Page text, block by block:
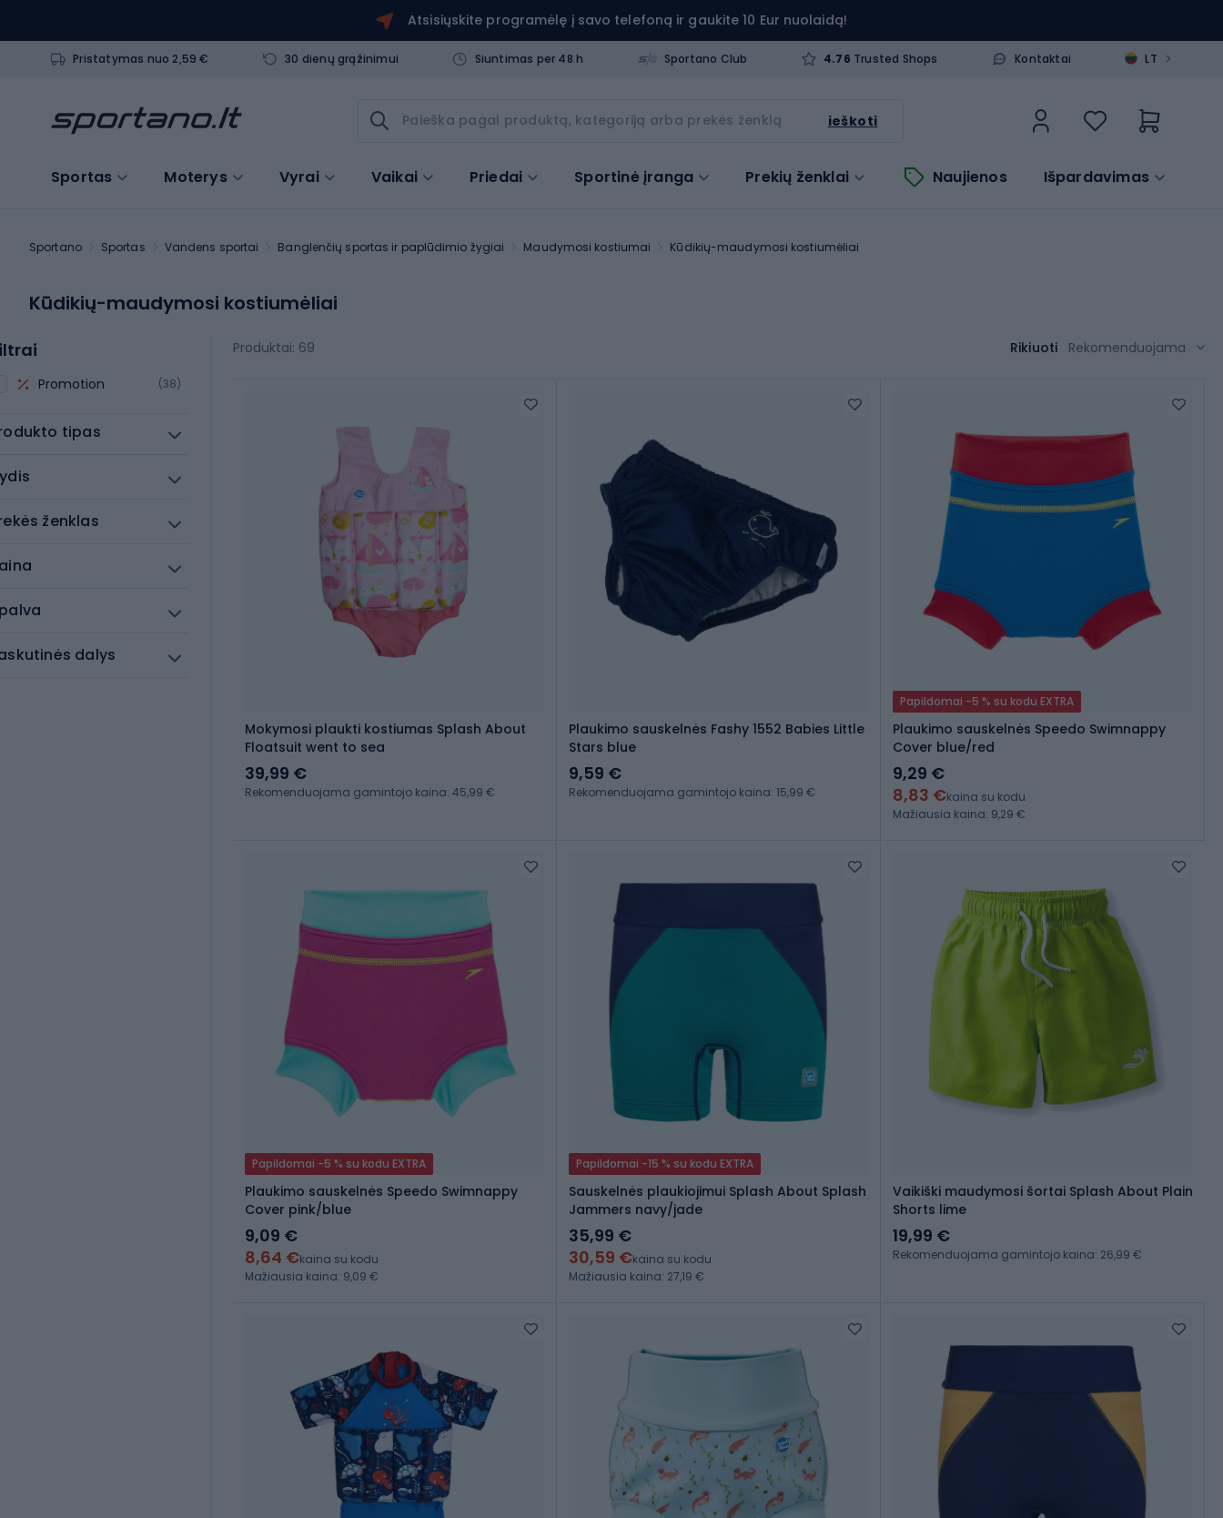
Atsisiųskite programėlę į savo telefoną ir gaukite 10 Eur nuolaidą!
Pristatymas nuo 2,59 € 30 dienų grąžinimui Siuntimas per 48 h Sportano Club 4.76 Trusted Shops Kontaktai LT >
ieškoti
Sportas Moterys Vyrai Vaikai Priedai Sportinė įranga Prekių ženklai Naujienos Išpardavimas
Sportano Sportas Vandens sportai Banglenčių sportas ir paplūdimio žygiai Maudymosi kostiumai Kūdikių-maudymosi kostiumėliai
Kūdikių-maudymosi kostiumėliai
Promotion (38)
tipas
ženklas
dalys
Produktai: 69 Rikiuoti Rekomenduojama
Mokymosi plaukti kostiumas Splash About
Floatsuit went to sea
39,99 €
Rekomenduojama gamintojo kaina: 45,99 €
Plaukimo sauskelnės Fashy 1552 Babies Little
Stars blue
9,59 €
Rekomenduojama gamintojo kaina: 15,99 €
Papildomai -5 % su kodu EXTRA
Plaukimo sauskelnės Speedo Swimnappy
Cover blue/red
9,29 €
8,83 €kaina su kodu
Mažiausia kaina: 9,29 €
Papildomai -5 % su kodu EXTRA
Plaukimo sauskelnės Speedo Swimnappy
Cover pink/blue
9,09 €
8,64 €kaina su kodu
Mažiausia kaina: 9,09 €
Papildomai -15 % su kodu EXTRA
Sauskelnės plaukiojimui Splash About Splash
Jammers navy/jade
35,99 €
30,59 €kaina su kodu
Mažiausia kaina: 27,19 €
Vaikiški maudymosi šortai Splash About Plain
Shorts lime
19,99 €
Rekomenduojama gamintojo kaina: 26,99 €